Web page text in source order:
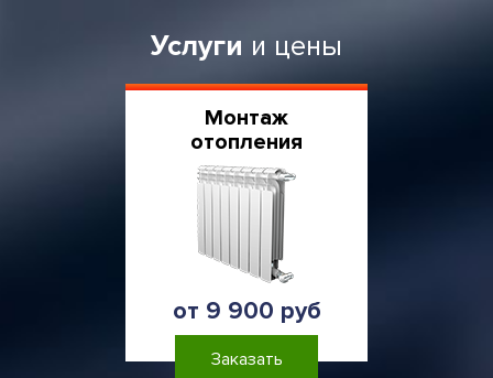
Услуги и цены
Монтаж
отопления
от 9 900 руб
Заказать